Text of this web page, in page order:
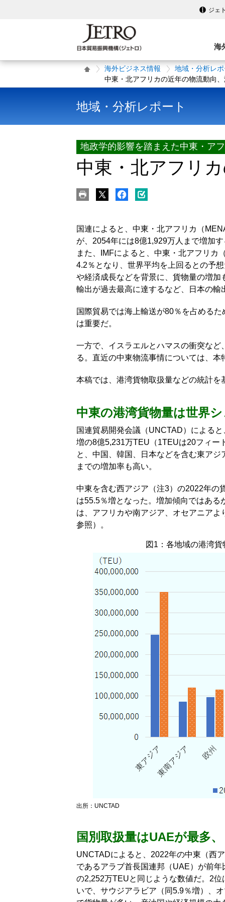
ジェ
海
海外ビジネス情報
地域・分析レ
中東・北アフリカの近年の物流動向
地域・分析レポート
地政学的影響を踏まえた中東・ア
中東・北アフリ
国連によると、中東・北アフリカ（
が、2054年には8億1,929万人まで増加
また、IMFによると、中東・北アフリカ
4.2％となり、世界平均を上回るとの予
や経済成長などを背景に、貨物量の増
輸出が過去最高に達するなど、日本の
国際貿易では海上輸送が80％を占める
は重要だ。
一方で、イスラエルとハマスの衝突な
る。直近の中東物流事情については、本
本稿では、港湾貨物取扱量などの統計
中東の港湾貨物量は世界
国連貿易開発会議（UNCTAD）による
増の8億5,231万TEU（1TEUは20フィー
と、中国、韓国、日本などを含む東ア
までの増加率も高い。
中東を含む西アジア（注3）の2022年の
は55.5％増となった。増加傾向ではあ
は、アフリカや南アジア、オセアニア
参照）。
図1：各地域の港湾
出所：UNCTAD
国別取扱量はUAEが最多
UNCTADによると、2022年の中東（西
であるアラブ首長国連邦（UAE）が前
の2,252万TEUと同じような数値だ。2
いで、サウジアラビア（同5.9％増）、